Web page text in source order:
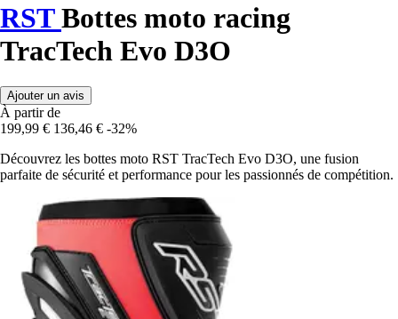
RSTBottes moto racing
TracTech Evo D3O
Ajouter un avis
À partir de
199,99 € 136,46 € -32%
Découvrez les bottes moto RST TracTech Evo D3O, une fusion
parfaite de sécurité et performance pour les passionnés de compétition.